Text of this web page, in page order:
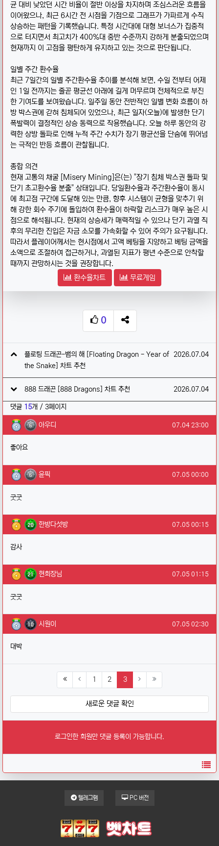
균 대비 낮았던 시간 비율이 절반 이상을 차지하며 조심스러운 흐름을
이어왔으나, 최근 6시간 전 시점을 기점으로 그래프가 가파르게 수직
상승하는 패턴을 기록했습니다. 특정 시간대에 대형 보너스가 집중적
으로 터지면서 최고치가 400%대 중반 수준까지 강하게 분출되었으며
현재까지 이 고점을 평탄하게 유지하고 있는 것으로 판단됩니다.
일별 주간 환수율
최근 7일간의 일별 주간환수율 추이를 분석해 보면, 수일 전부터 어제
인 1일 전까지는 줄곧 평균선 아래에 길게 머무르며 전체적으로 부진
한 기여도를 보여왔습니다. 일주일 동안 전반적인 일별 변화 흐름이 하
방 박스권에 갇혀 침체되어 있었으나, 최근 일자(오늘)에 발생한 단기
폭발력이 결정적인 상승 동력으로 작용했습니다. 오늘 하루 동안의 강
력한 상방 돌파로 인해 누적 주간 수치가 장기 평균선을 단숨에 뛰어넘
는 극적인 반등 흐름이 관찰됩니다.
종합 의견
현재 고통의 채굴 [Misery Mining]은(는) "장기 침체 박스권 돌파 및
단기 초고환수율 분출" 상태입니다. 당일환수율과 주간환수율이 동시
에 최고점 구간에 도달해 있는 만큼, 향후 시스템이 균형을 맞추기 위
해 강한 회수 주기에 돌입하여 환수율이 하락할 리스크가 매우 높은 시
점으로 해석됩니다. 현재의 상승세가 매력적일 수 있으나 단기 과열 직
후의 무리한 진입은 자금 소모를 가속화할 수 있어 주의가 요구됩니다.
따라서 플레이어께서는 현시점에서 고액 베팅을 지양하고 베팅 금액을
소액으로 조절하여 접근하거나, 과열된 지표가 평년 수준으로 안착할
때까지 관망하시는 것을 권장합니다.
환수율차트
무료게임
0
추천
SNS 공유
플로팅 드래곤-뱀의 해 [Floating Dragon - Year of
the Snake] 차트 추천
작성일
2026.07.04
888 드래곤 [888 Dragons] 차트 추천 작성일
2026.07.04
댓글 15개 / 3페이지
아우디님의 댓글
아우디 작성일
07.04 23:00
좋아요
윤픽님의 댓글
윤픽 작성일
07.05 00:00
굿굿
한방다섯방님의 댓글
한방다섯방 작성일
07.05 00:15
감사
현회장님님의 댓글
현회장님 작성일
07.05 01:15
굿굿
시원이님의 댓글
시원이 작성일
07.05 02:30
대박
1 2 3(current)
새로운 댓글 확인
로그인한 회원만 댓글 등록이 가능합니다.
목
텔레그램 PC 버전